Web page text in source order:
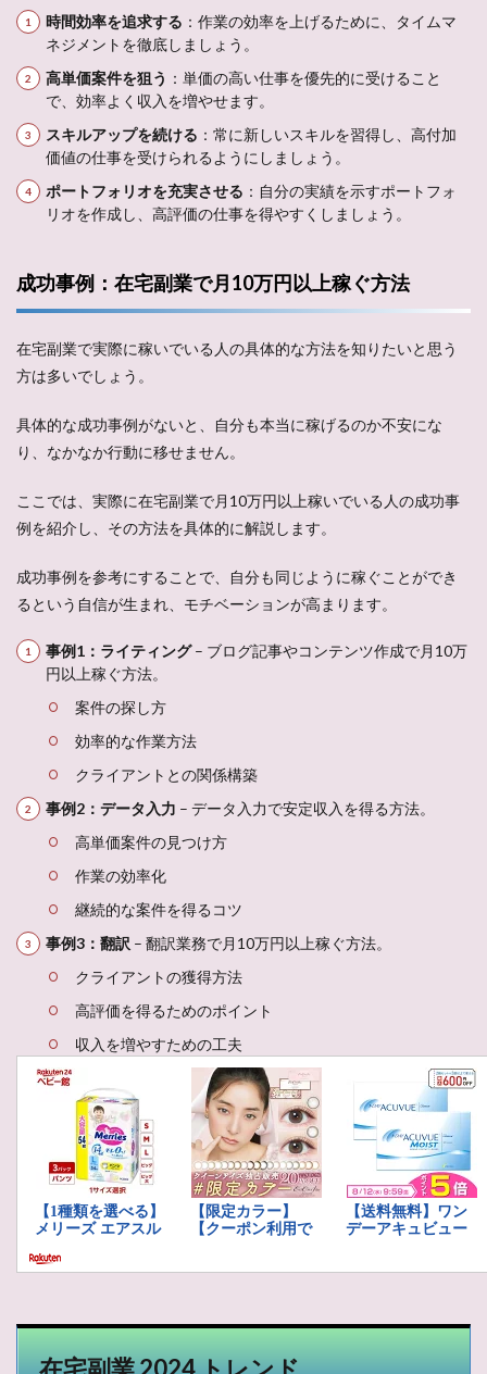
時間効率を追求する ：作業の効率を上げるために、タイムマ
ネジメントを徹底しましょう。
高単価案件を狙う ：単価の高い仕事を優先的に受けること
で、効率よく収入を増やせます。
スキルアップを続ける ：常に新しいスキルを習得し、高付加
価値の仕事を受けられるようにしましょう。
ポートフォリオを充実させる ：自分の実績を示すポートフォ
リオを作成し、高評価の仕事を得やすくしましょう。
成功事例：在宅副業で月10万円以上稼ぐ方法
在宅副業で実際に稼いでいる人の具体的な方法を知りたいと思う
方は多いでしょう。
具体的な成功事例がないと、自分も本当に稼げるのか不安にな
り、なかなか行動に移せません。
ここでは、実際に在宅副業で月10万円以上稼いでいる人の成功事
例を紹介し、その方法を具体的に解説します。
成功事例を参考にすることで、自分も同じように稼ぐことができ
るという自信が生まれ、モチベーションが高まります。
事例1：ライティング– ブログ記事やコンテンツ作成で月10万
円以上稼ぐ方法。
案件の探し方
効率的な作業方法
クライアントとの関係構築
事例2：データ入力 – データ入力で安定収入を得る方法。
高単価案件の見つけ方
作業の効率化
継続的な案件を得るコツ
事例3：翻訳 – 翻訳業務で月10万円以上稼ぐ方法。
クライアントの獲得方法
高評価を得るためのポイント
収入を増やすための工夫
在宅副業 2024 トレンド